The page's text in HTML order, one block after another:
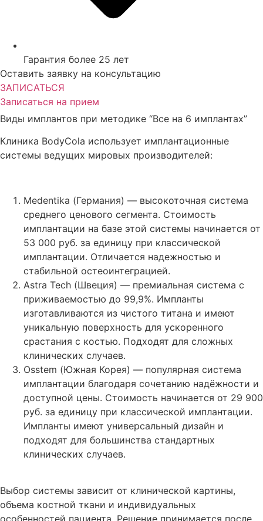
Гарантия более 25 лет
Оставить заявку на консультацию
ЗАПИСАТЬСЯ
Записаться на прием
Виды имплантов при методике “Все на 6 имплантах”
Клиника BodyCola использует имплантационные
системы ведущих мировых производителей:
Medentika (Германия) — высокоточная система
среднего ценового сегмента. Стоимость
имплантации на базе этой системы начинается от
53 000 руб. за единицу при классической
имплантации. Отличается надежностью и
стабильной остеоинтеграцией.
Astra Tech (Швеция) — премиальная система с
приживаемостью до 99,9%. Импланты
изготавливаются из чистого титана и имеют
уникальную поверхность для ускоренного
срастания с костью. Подходят для сложных
клинических случаев.
Osstem (Южная Корея) — популярная система
имплантации благодаря сочетанию надёжности и
доступной цены. Стоимость начинается от 29 900
руб. за единицу при классической имплантации.
Импланты имеют универсальный дизайн и
подходят для большинства стандартных
клинических случаев.
Выбор системы зависит от клинической картины,
объема костной ткани и индивидуальных